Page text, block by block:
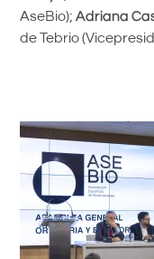
AseBio);Adriana
de Tebrio